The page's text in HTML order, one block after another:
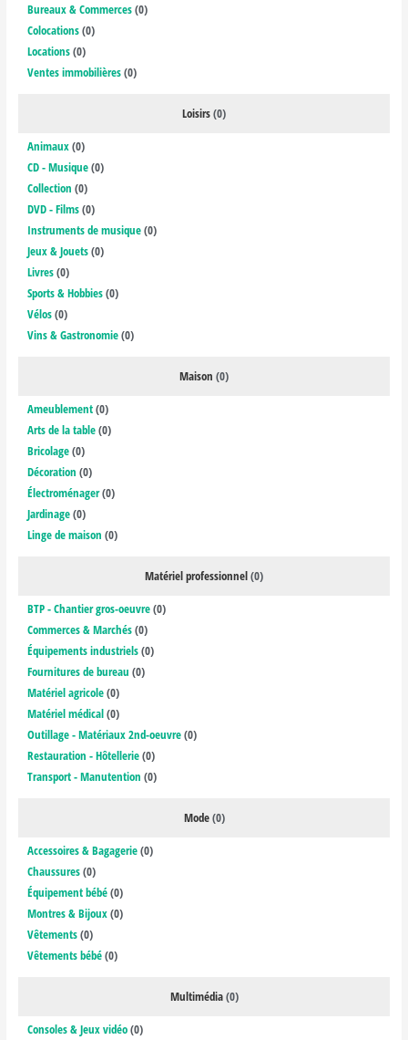
Bureaux & Commerces(0)
Colocations(0)
Locations(0)
Ventes immobilières(0)
Loisirs(0)
Animaux(0)
CD - Musique(0)
Collection (0)
DVD - Films(0)
Instruments de musique(0)
Jeux & Jouets(0)
Livres(0)
Sports & Hobbies(0)
Vélos(0)
Vins & Gastronomie(0)
Maison (0)
Ameublement(0)
Arts de la table(0)
Bricolage(0)
Décoration (0)
Électroménager(0)
Jardinage(0)
Linge de maison (0)
Matériel professionnel(0)
BTP - Chantier gros-oeuvre(0)
Commerces & Marchés(0)
Équipements industriels(0)
Fournitures de bureau (0)
Matériel agricole(0)
Matériel médical(0)
Outillage - Matériaux 2nd-oeuvre(0)
Restauration - Hôtellerie(0)
Transport - Manutention (0)
Mode(0)
Accessoires & Bagagerie(0)
Chaussures(0)
Équipement bébé(0)
Montres & Bijoux(0)
Vêtements(0)
Vêtements bébé(0)
Multimédia(0)
Consoles & Jeux vidéo(0)